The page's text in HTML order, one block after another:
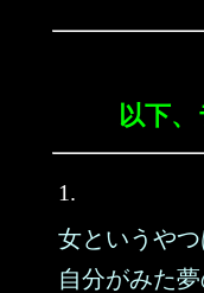
以下
1.
女というやつ
自分がみた夢